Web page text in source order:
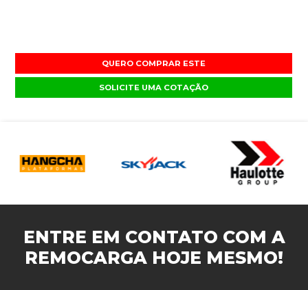
QUERO COMPRAR ESTE
SOLICITE UMA COTAÇÃO
ENTRE EM CONTATO COM A
REMOCARGA HOJE MESMO!